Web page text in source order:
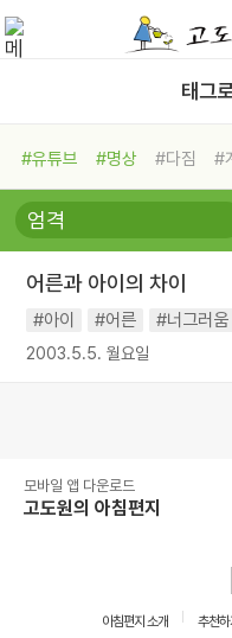
태그
#유튜브 #명상 #다짐 #
#비전캠프
#독서캠프 #삶
#희망
#나눔 #친구 #링
#독서
#건강 #면역력
어른과 아이의 차이
#아이 #어른 #너그러움
2003.5.5. 월요일
모바일 앱 다운로드
고도원의 아침편지
아침편지 소개 추천하